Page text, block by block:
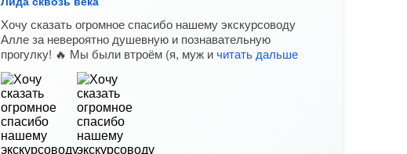
Хочу сказать огромное спасибо нашему экскурсоводу
Алле за невероятно душевную и познавательную
прогулку! 🔥 Мы были втроём (я, муж ичитать дальше